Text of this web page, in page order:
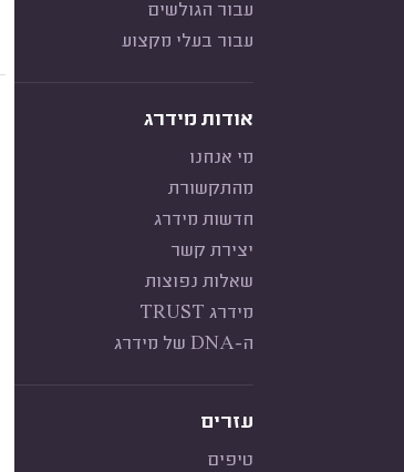
עבור הגולשים
עבור בעלי מקצוע
אודות מידרג
מי אנחנו
מהתקשורת
חדשות מידרג
יצירת קשר
שאלות נפוצות
מידרג TRUST
ה-DNA של מידרג
עזרים
טיפים